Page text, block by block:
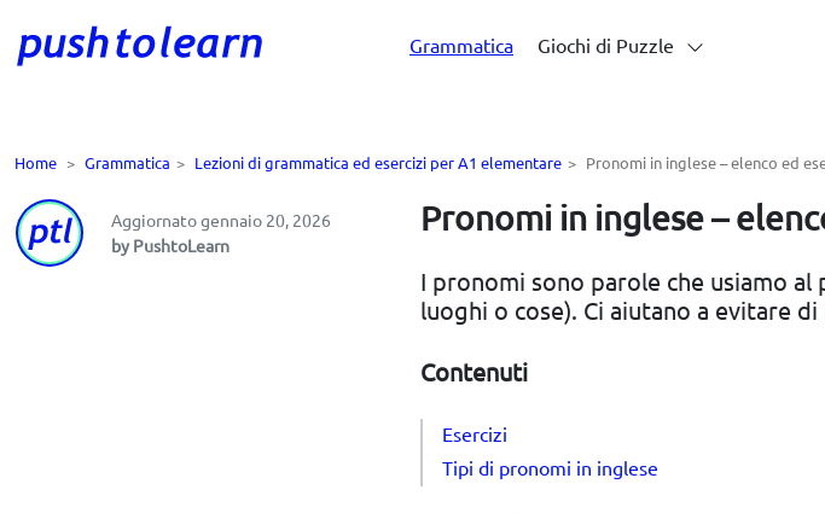
Grammatica Giochi di Puzzle
Home > Grammatica > Lezioni di grammatica ed esercizi per A1 elementare > Pronomi in inglese – elenco ed
Aggiornato gennaio 20, 2026
by PushtoLearn
Pronomi in inglese –
I pronomi sono parole che usiamo
luoghi o cose). Ci aiutano a evitare
Contenuti
Esercizi
Tipi di pronomi in inglese